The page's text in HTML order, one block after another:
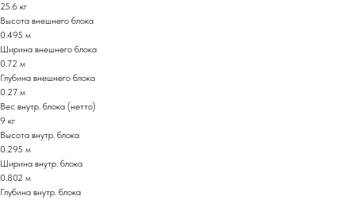
25.6 кг
Высота внешнего блока
0.495 м
Ширина внешнего блока
0.72 м
Глубина внешнего блока
0.27 м
Вес внутр. блока (нетто)
9 кг
Высота внутр. блока
0.295 м
Ширина внутр. блока
0.802 м
Глубина внутр. блока